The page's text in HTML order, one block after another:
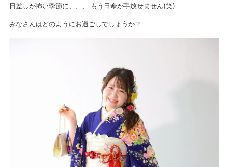
日差しが怖い季節に、、、 もう日傘が手放せません(笑)
みなさんはどのようにお過ごしでしょうか？